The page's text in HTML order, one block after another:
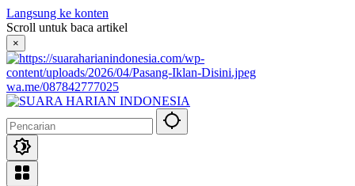
Langsung ke konten
Scroll untuk baca artikel
×
wa.me/087842777025